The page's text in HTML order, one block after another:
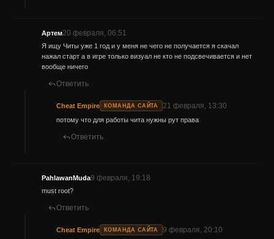
Артем20 февраля, 06:51
Я ищу Читы уже 1 год и у меня не чего не получается я скачал
нажал старт а в игре только визуал не кто не подсвечивается и нет
вообще ничего
Ответить
Cheat Empire КОМАНДА САЙТА 21 февраля, 13:30
потому что для работы чита нужны рут права
Ответить
PahlawanMuda9 февраля, 19:18
must root?
Ответить
Cheat Empire КОМАНДА САЙТА 9 февраля, 20:10